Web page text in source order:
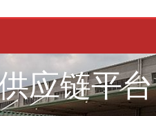
应链平台